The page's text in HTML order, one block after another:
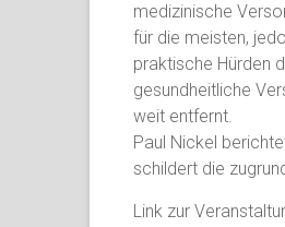
medizinische
für die meisten,
praktische Hürden
gesundheitliche
weit entfernt.
Paul Nickel
schildert die
Link zur